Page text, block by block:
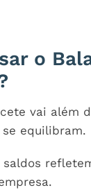
o
vai além
equilibram.